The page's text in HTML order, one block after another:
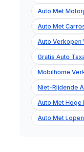
Auto Met
Auto Met
Auto Verkopen
Gratis Auto
Mobilhome
Niet-Rijdende
Auto Met Hoge
Auto Met